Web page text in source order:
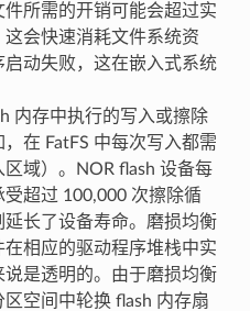
所需的开销可能会超过实
这会快速消耗文件系统资
动失败，这在嵌入式系统
内存中执行的写入或擦除
在 FatFS 中每次写入都需
域）。NOR flash 设备每
超过 100,000 次擦除循
长了设备寿命。磨损均衡
相应的驱动程序堆栈中实
是透明的。由于磨损均衡
空间中轮换 flash 内存扇